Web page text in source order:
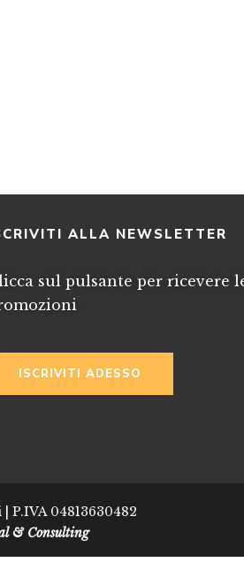
ALLA NEWSLETTER
sul pulsante per ricevere
ISCRIVITI ADESSO
P.IVA 04813630482
& Consulting